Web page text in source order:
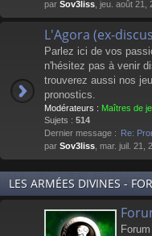
par Sov3liss , jeu. août
L'Agora (ex-
Parlez ici de vos
n'hésitez pas à venir
trouverez aussi nos
pronostics.
Modérateurs : Maîtres de
Sujets : 514
Dernier message : Re:
par Sov3liss , mar. juil. 21,
LES ARMÉES DIVINES -